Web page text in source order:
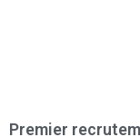
Premier